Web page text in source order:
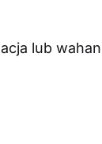
lub